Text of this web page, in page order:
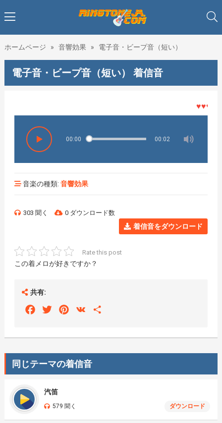
ホームページ » 音響効果 » 電子音・ビープ音（短い）
電子音・ビープ音（短い） 着信音
♥♥♥着メ
00:00 00:02
音楽の種類: 音響効果
303 聞く 0 ダウンロード数
着信音をダウンロード
Rate this post
この着メロが好きですか？
共有:
FacebookTwitterPinterest
VK
同じテーマの着信音
汽笛
579 聞く ダウンロード